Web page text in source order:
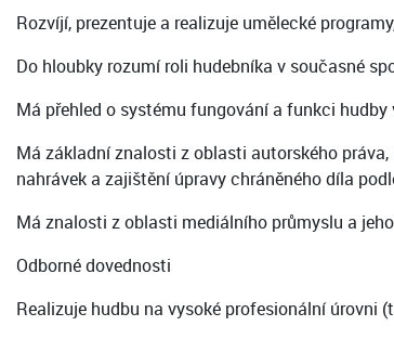
Rozvíjí, prezentuje a realizuje umělecké
Do hloubky rozumí roli hudebníka v současné
Má přehled o systému fungování a funkci
Má základní znalosti z oblasti autorského
nahrávek a zajištění úpravy chráněného díla
Má znalosti z oblasti mediálního průmyslu a
Odborné dovednosti
Realizuje hudbu na vysoké profesionální úrovni